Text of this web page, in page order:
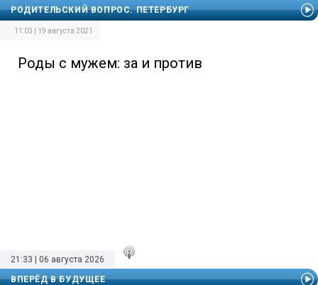
РОДИТЕЛЬСКИЙ ВОПРОС. ПЕТЕРБУРГ
11:03 | 19 августа 2021
Роды с мужем: за и против
21:33 | 06 августа 2026
ВПЕРЁД В БУДУЩЕЕ